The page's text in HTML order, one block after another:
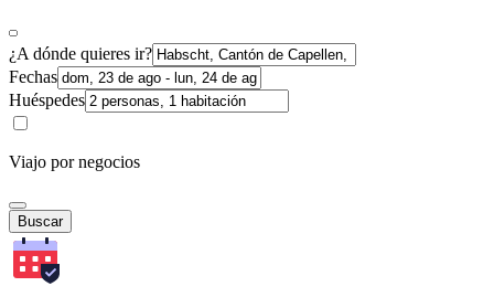
¿A dónde quieres ir?
Fechas
Huéspedes
Viajo por negocios
Buscar